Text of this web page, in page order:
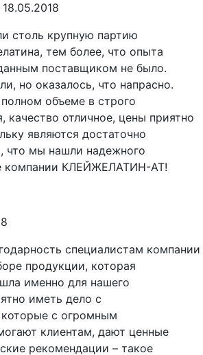
столь крупную партию
тем более, что опыта
поставщиком не было.
но оказалось, что напрасно.
объеме в строго
качество отличное, цены приятно
являются достаточно
что мы нашли надежного
компании КЛЕЙЖЕЛАТИН-АТ!
специалистам компании
продукции, которая
именно для нашего
иметь дело с
с огромным
клиентам, дают ценные
рекомендации – такое